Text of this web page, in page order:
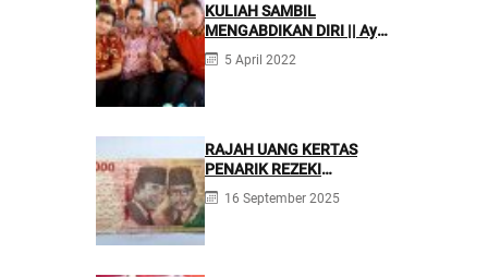
KULIAH SAMBIL
MENGABDIKAN DIRI || Ayo
Mondok di Pesantren
Nurul Firdaus
5 April 2022
RAJAH UANG KERTAS
PENARIK REZEKI
BERLIMPAH
16 September 2025